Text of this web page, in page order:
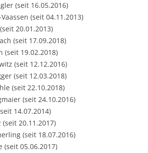
(seit 16.05.2016)
(seit 04.11.2013)
20.01.2013)
(seit 17.09.2018)
(seit 19.02.2018)
(seit 12.12.2016)
(seit 12.03.2018)
(seit 22.10.2018)
(seit 24.10.2016)
14.07.2014)
20.11.2017)
(seit 18.07.2016)
(seit 05.06.2017)